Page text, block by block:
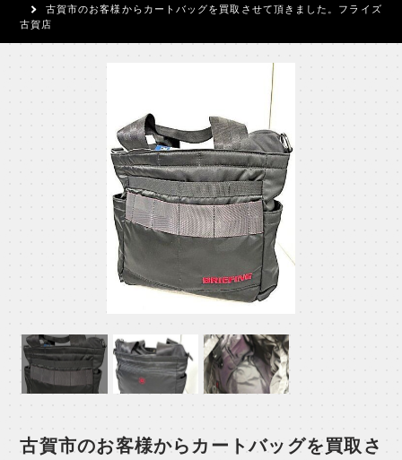
古賀市のお客様からカートバッグを買取させて頂きました。フライズ
古賀店
古賀市のお客様からカートバッグを買取さ